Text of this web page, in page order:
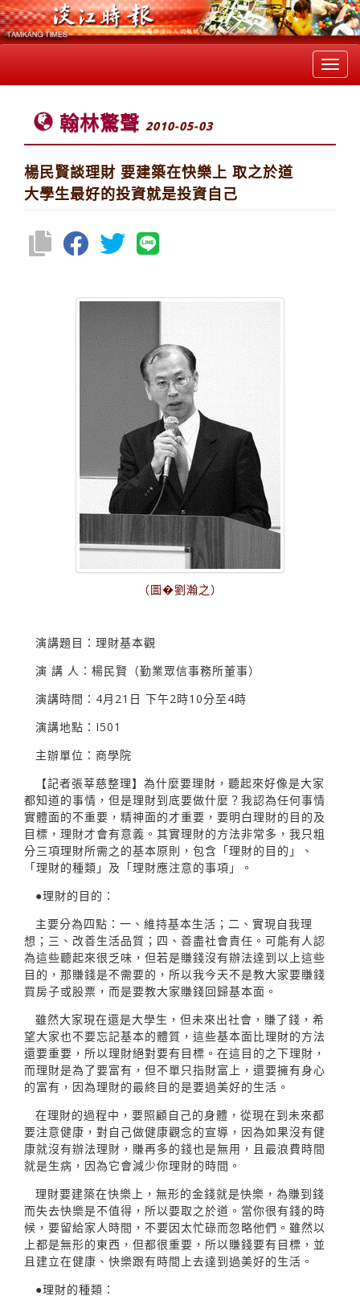
翰林驚聲 2010-05-03
楊民賢談理財 要建築在快樂上 取之於道
大學生最好的投資就是投資自己
（圖�劉瀚之）
演講題目：理財基本觀
演 講 人：楊民賢（勤業眾信事務所董事）
演講時間：4月21日 下午2時10分至4時
演講地點：I501
主辦單位：商學院
【記者張莘慈整理】為什麼要理財，聽起來好像是大家
都知道的事情，但是理財到底要做什麼？我認為任何事情
實體面的不重要，精神面的才重要，要明白理財的目的及
目標，理財才會有意義。其實理財的方法非常多，我只粗
分三項理財所需之的基本原則，包含「理財的目的」、
「理財的種類」及「理財應注意的事項」。
●理財的目的：
主要分為四點：一、維持基本生活；二、實現自我理
想；三、改善生活品質；四、善盡社會責任。可能有人認
為這些聽起來很乏味，但若是賺錢沒有辦法達到以上這些
目的，那賺錢是不需要的，所以我今天不是教大家要賺錢
買房子或股票，而是要教大家賺錢回歸基本面。
雖然大家現在還是大學生，但未來出社會，賺了錢，希
望大家也不要忘記基本的體質，這些基本面比理財的方法
還要重要，所以理財絕對要有目標。在這目的之下理財，
而理財是為了要富有，但不單只指財富上，還要擁有身心
的富有，因為理財的最終目的是要過美好的生活。
在理財的過程中，要照顧自己的身體，從現在到未來都
要注意健康，對自己做健康觀念的宣導，因為如果沒有健
康就沒有辦法理財，賺再多的錢也是無用，且最浪費時間
就是生病，因為它會減少你理財的時間。
理財要建築在快樂上，無形的金錢就是快樂，為賺到錢
而失去快樂是不值得，所以要取之於道。當你很有錢的時
候，要留給家人時間，不要因太忙碌而忽略他們。雖然以
上都是無形的東西，但都很重要，所以賺錢要有目標，並
且建立在健康、快樂跟有時間上去達到過美好的生活。
●理財的種類：